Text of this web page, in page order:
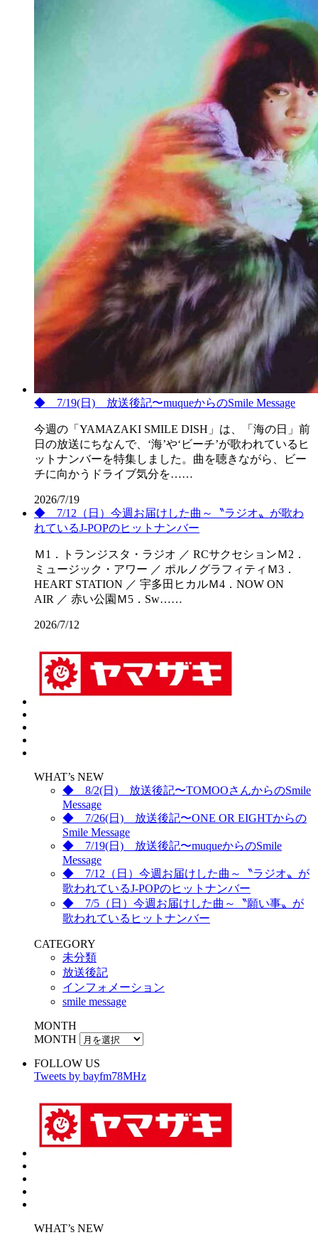
◆ 7/19(日) 放送後記〜muqueからのSmile Message
今週の「YAMAZAKI SMILE DISH」は、「海の日」前
日の放送にちなんで、‘海’や‘ビーチ’が歌われているヒ
ットナンバーを特集しました。曲を聴きながら、ビー
チに向かうドライブ気分を……
2026/7/19
◆ 7/12（日）今週お届けした曲～〝ラジオ〟が歌わ
れているJ-POPのヒットナンバー
Ｍ1．トランジスタ・ラジオ ／ RCサクセションＭ2．
ミュージック・アワー ／ ポルノグラフィティＭ3．
HEART STATION ／ 宇多田ヒカルＭ4．NOW ON
AIR ／ 赤い公園Ｍ5．Sw……
2026/7/12
WHAT’s NEW
◆ 8/2(日) 放送後記〜TOMOOさんからのSmile
Message
◆ 7/26(日) 放送後記〜ONE OR EIGHTからの
Smile Message
◆ 7/19(日) 放送後記〜muqueからのSmile
Message
◆ 7/12（日）今週お届けした曲～〝ラジオ〟が
歌われているJ-POPのヒットナンバー
◆ 7/5（日）今週お届けした曲～〝願い事〟が
歌われているヒットナンバー
CATEGORY
未分類
放送後記
インフォメーション
smile message
MONTH
MONTH
FOLLOW US
Tweets by bayfm78MHz
WHAT’s NEW